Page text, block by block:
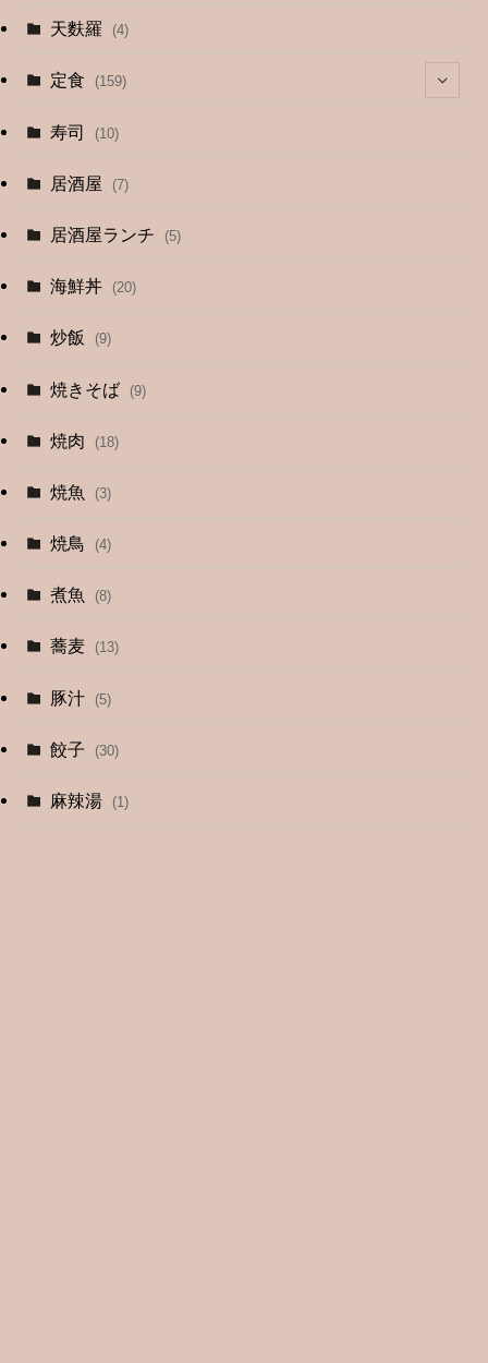
天麩羅 (4)
定食 (159)
(4)
(9)
(12)
(13)
(4)
寿司 (10)
居酒屋 (7)
居酒屋ランチ (5)
海鮮丼 (20)
炒飯 (9)
焼きそば (9)
焼肉 (18)
焼魚 (3)
焼鳥 (4)
煮魚 (8)
蕎麦 (13)
豚汁 (5)
餃子 (30)
麻辣湯 (1)